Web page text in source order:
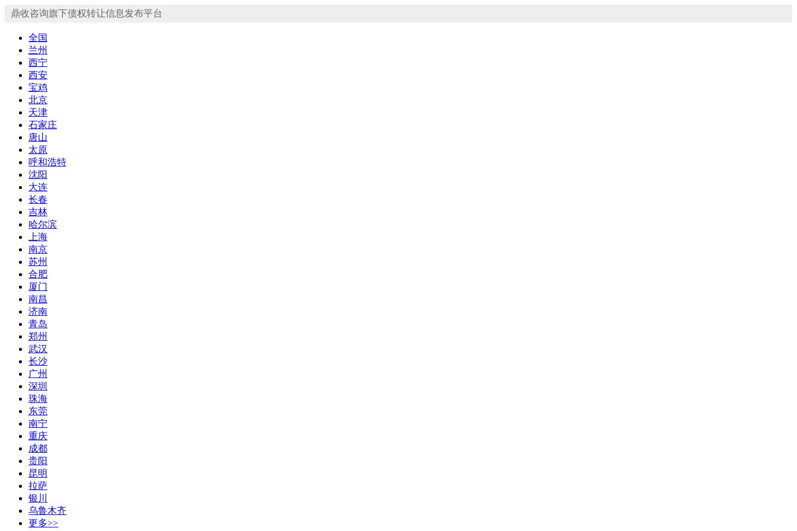
鼎收咨询旗下债权转让信息发布平台
全国
兰州
西宁
西安
宝鸡
北京
天津
石家庄
唐山
太原
呼和浩特
沈阳
大连
长春
吉林
哈尔滨
上海
南京
苏州
合肥
厦门
南昌
济南
青岛
郑州
武汉
长沙
广州
深圳
珠海
东莞
南宁
重庆
成都
贵阳
昆明
拉萨
银川
乌鲁木齐
更多>>